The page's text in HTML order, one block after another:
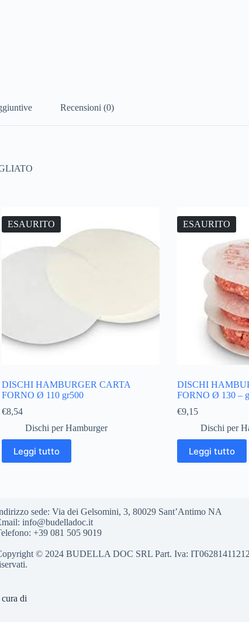
Recensioni (0)
ESAURITO
DISCHI HAMBURGER CARTA
FORNO Ø 110 gr500
€8,54
Dischi per Hamburger
Leggi tutto
ESAURITO
DISCHI
FORNO Ø 130 –
€9,15
Dischi per
Leggi tutto
sede: Via dei Gelsomini, 3, 80029 Sant’Antimo NA
info@budelladoc.it
+39 081 505 9019
© 2024 BUDELLA DOC SRL Part. Iva:
cura di